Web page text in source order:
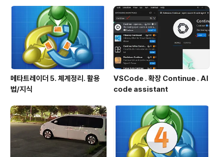
메타트레이더 5. 체계정리. 활용
법/지식
VSCode . 확장 Continue . AI
code assistant